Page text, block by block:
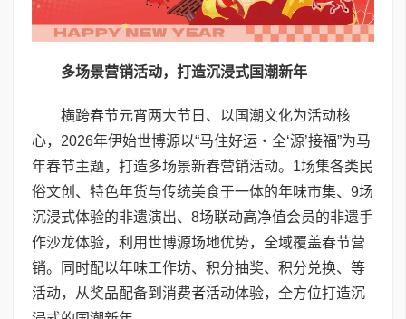
多场景营销活动，打造沉浸式国潮新年
横跨春节元宵两大节日、以国潮文化为活动核
心，2026年伊始世博源以“马住好运・全‘源’接福”为马
年春节主题，打造多场景新春营销活动。1场集各类民
俗文创、特色年货与传统美食于一体的年味市集、9场
沉浸式体验的非遗演出、8场联动高净值会员的非遗手
作沙龙体验，利用世博源场地优势，全域覆盖春节营
销。同时配以年味工作坊、积分抽奖、积分兑换、等
活动，从奖品配备到消费者活动体验，全方位打造沉